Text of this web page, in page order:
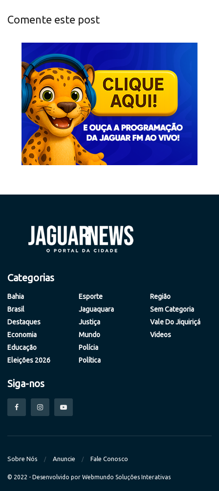
Comente este post
Categorias
Bahia
Brasil
Destaques
Economia
Educação
Eleições 2026
Esporte
Jaguaquara
Justiça
Mundo
Polícia
Política
Região
Sem Categoria
Vale Do Jiquiriçá
Videos
Siga-nos
Sobre Nós Anuncie Fale Conosco
© 2022 - Desenvolvido por Webmundo Soluções Interativas